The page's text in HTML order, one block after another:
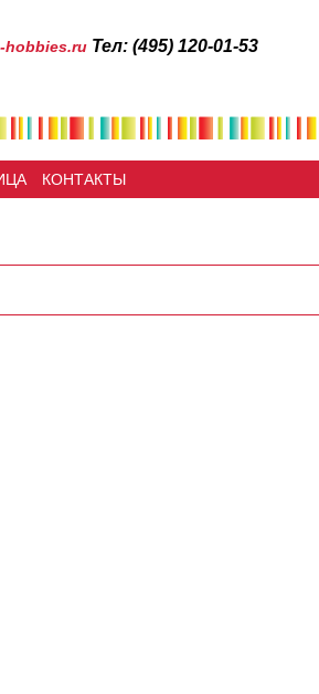
hobbies.ruТел: (495) 120-01-53
КОНТАКТЫ